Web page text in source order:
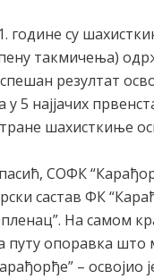
године су
такмичења)
резултат
5 најјачих
шахисткиње
СОФК
састав ФК
На самом
путу опоравка што
–